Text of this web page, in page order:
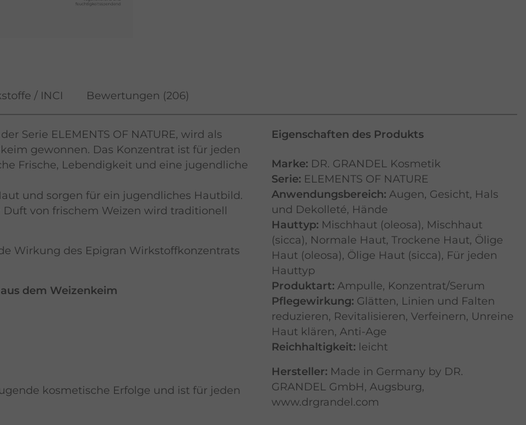
/ INCI Bewertungen (206)
Serie ELEMENTS OF NATURE, wird als
gewonnen. Das Konzentrat ist für jeden
Frische, Lebendigkeit und eine jugendliche
und sorgen für ein jugendliches Hautbild.
von frischem Weizen wird traditionell
Wirkung des Epigran Wirkstoffkonzentrats
dem Weizenkeim
kosmetische Erfolge und ist für jeden
Eigenschaften des Produkts
Marke: DR. GRANDEL Kosmetik
Serie: ELEMENTS OF NATURE
Anwendungsbereich: Augen, Gesicht, Hals
und Dekolleté, Hände
Hauttyp: Mischhaut (oleosa), Mischhaut
(sicca), Normale Haut, Trockene Haut, Ölige
Haut (oleosa), Ölige Haut (sicca), Für jeden
Hauttyp
Produktart: Ampulle, Konzentrat/Serum
Pflegewirkung: Glätten, Linien und Falten
reduzieren, Revitalisieren, Verfeinern, Unreine
Haut klären, Anti-Age
Reichhaltigkeit: leicht
Hersteller: Made in Germany by DR.
GRANDEL GmbH, Augsburg,
www.drgrandel.com